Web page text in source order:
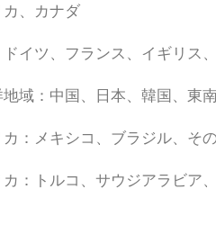
、カナダ
イツ、フランス、イギリス
域：中国、日本、韓国、東
：メキシコ、ブラジル、そ
：トルコ、サウジアラビア